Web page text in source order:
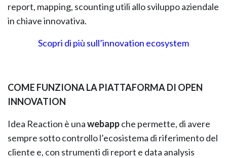
report, mapping, scounting utili allo sviluppo aziendale
in chiave innovativa.
Scopri di più sull’innovation ecosystem
COME FUNZIONA LA PIATTAFORMA DI OPEN
INNOVATION
Idea Reaction è unawebappche permette, di avere
sempre sotto controllo l’ecosistema di riferimento del
cliente e, con strumenti di report e data analysis